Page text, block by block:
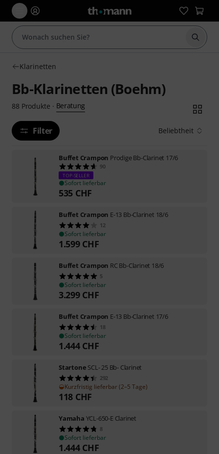
Suche
Klarinetten
Bb-Klarinetten (Boehm)
88 Produkte · Beratung
Filter Beliebtheit
Buffet Crampon Prodige Bb-Clarinet 17/6
90
TOP-SELLER
Sofort lieferbar
535 CHF
Buffet Crampon E-13 Bb-Clarinet 18/6
12
Sofort lieferbar
1.599 CHF
Buffet Crampon RC Bb-Clarinet 18/6
5
Sofort lieferbar
3.299 CHF
Buffet Crampon E-13 Bb-Clarinet 17/6
18
Sofort lieferbar
1.444 CHF
Startone SCL- 25 Bb- Clarinet
292
Kurzfristig lieferbar (2–5 Tage)
118 CHF
Yamaha YCL-650-E Clarinet
8
Sofort lieferbar
1.444 CHF